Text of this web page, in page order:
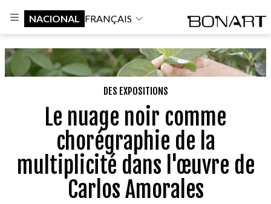
NACIONAL FRANÇAIS
DES EXPOSITIONS
Le nuage noir comme
chorégraphie de la
multiplicité dans l'œuvre de
Carlos Amorales